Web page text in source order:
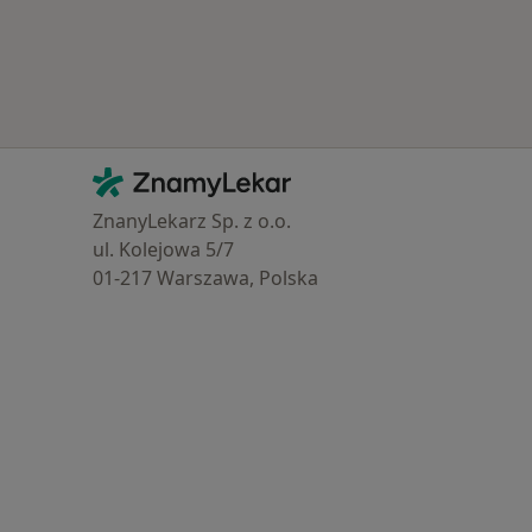
Kontakt
ZnamyLekar - Hlavní stránka
ZnanyLekarz Sp. z o.o.
ul. Kolejowa 5/7
01-217 Warszawa, Polska